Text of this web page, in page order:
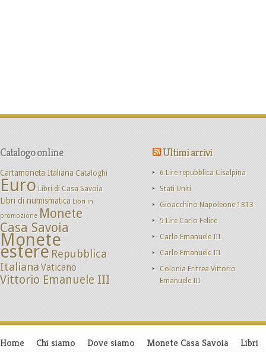
Catalogo online
Cartamoneta Italiana Cataloghi
Euro Libri di Casa Savoia
Libri di numismatica Libri in
promozione Monete
Casa Savoia
Monete
estere Repubblica
ItalianaVaticano
Vittorio Emanuele III
Ultimi arrivi
6 Lire repubblica Cisalpina
Stati Uniti
Gioacchino Napoleone 1813
5 Lire Carlo Felice
Carlo Emanuele III
Carlo Emanuele III
Colonia Eritrea Vittorio
Emanuele III
Home Chi siamo Dove siamo Monete Casa Savoia Libri